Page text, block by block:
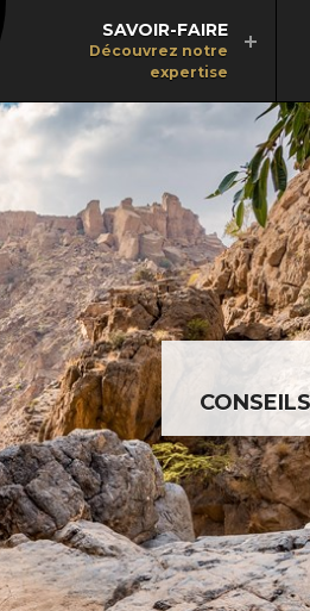
SAVOIR-FAIRE
Découvrez notre
expertise